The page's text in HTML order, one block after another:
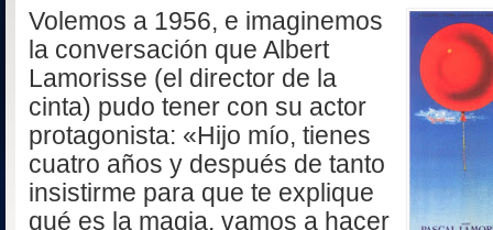
Volemos a 1956, e imaginemos
la conversación que Albert
Lamorisse (el director de la
cinta) pudo tener con su actor
protagonista: «Hijo mío, tienes
cuatro años y después de tanto
insistirme para que te explique
qué es la magia, vamos a hacer